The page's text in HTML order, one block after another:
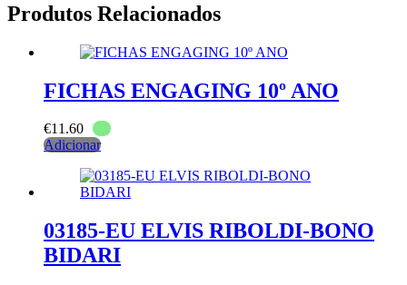
Produtos Relacionados
FICHAS ENGAGING 10º ANO
€11.60
Adicionar
03185-EU ELVIS RIBOLDI-BONO
BIDARI